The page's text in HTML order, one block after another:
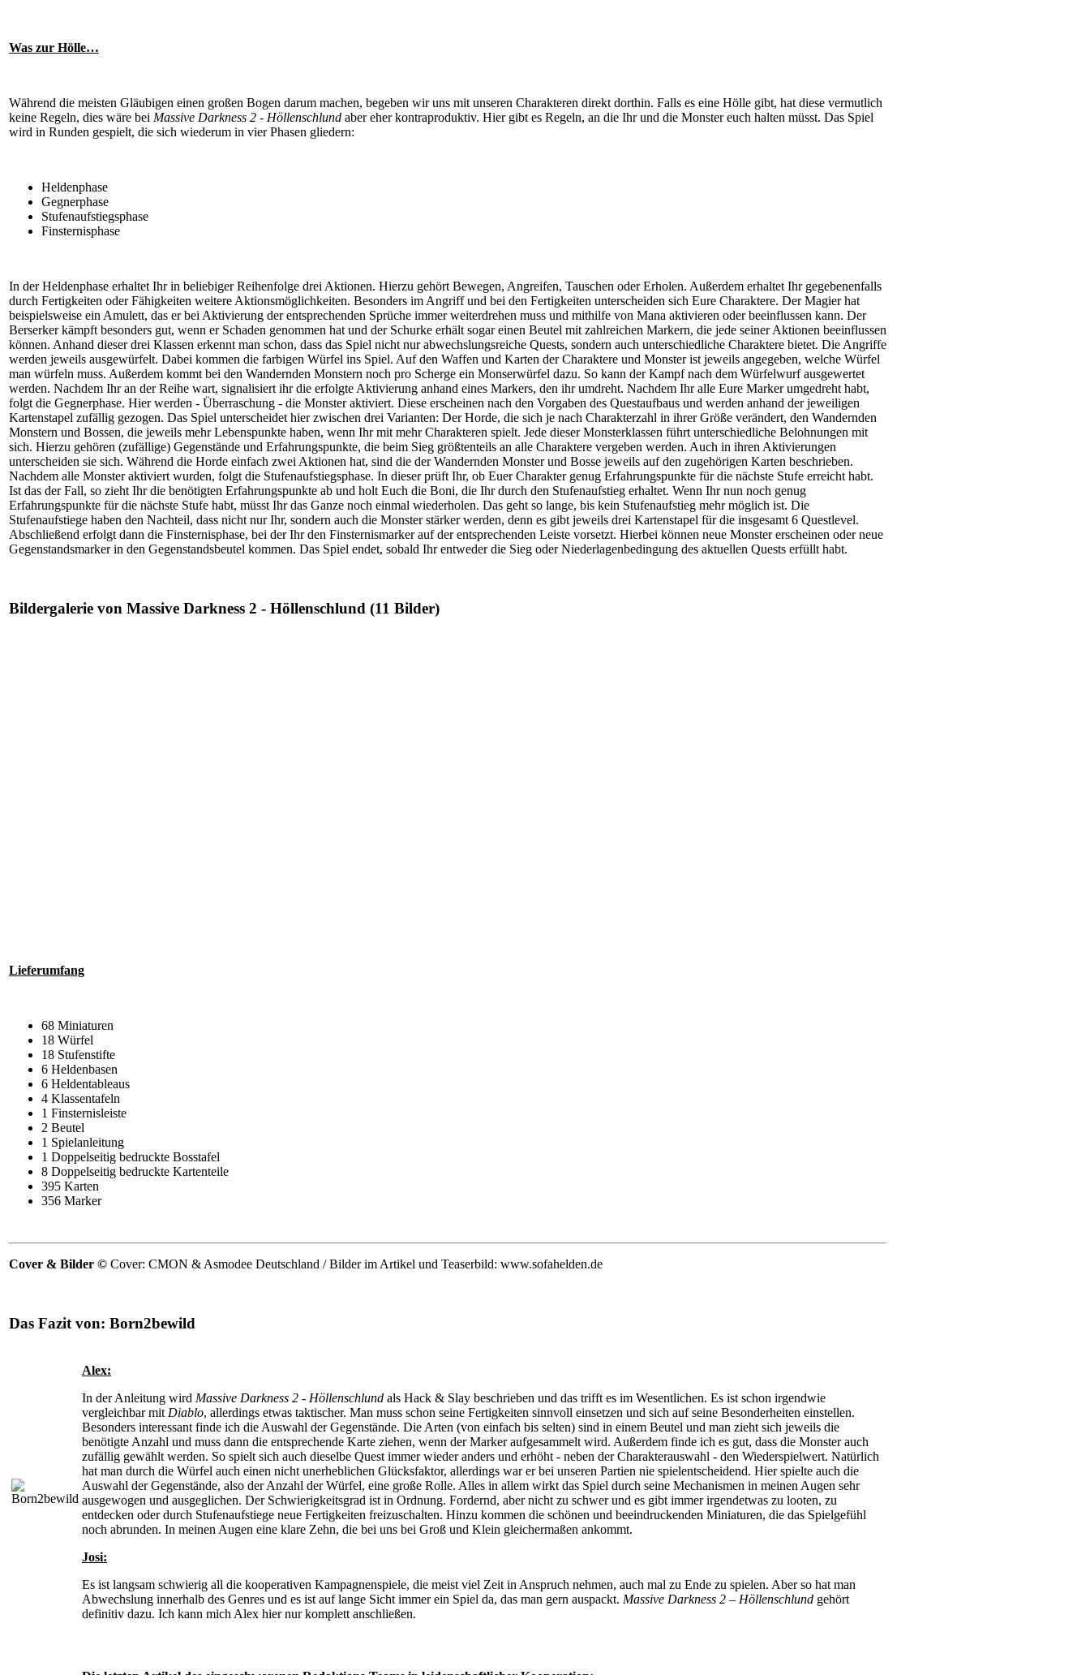
Was zur Hölle…
Während die meisten Gläubigen einen großen Bogen darum machen, begeben wir uns mit unseren Charakteren direkt dorthin. Falls es eine Hölle gibt, hat diese vermutlich
keine Regeln, dies wäre bei Massive Darkness 2 - Höllenschlund aber eher kontraproduktiv. Hier gibt es Regeln, an die Ihr und die Monster euch halten müsst. Das Spiel
wird in Runden gespielt, die sich wiederum in vier Phasen gliedern:
Heldenphase
Gegnerphase
Stufenaufstiegsphase
Finsternisphase
In der Heldenphase erhaltet Ihr in beliebiger Reihenfolge drei Aktionen. Hierzu gehört Bewegen, Angreifen, Tauschen oder Erholen. Außerdem erhaltet Ihr gegebenenfalls
durch Fertigkeiten oder Fähigkeiten weitere Aktionsmöglichkeiten. Besonders im Angriff und bei den Fertigkeiten unterscheiden sich Eure Charaktere. Der Magier hat
beispielsweise ein Amulett, das er bei Aktivierung der entsprechenden Sprüche immer weiterdrehen muss und mithilfe von Mana aktivieren oder beeinflussen kann. Der
Berserker kämpft besonders gut, wenn er Schaden genommen hat und der Schurke erhält sogar einen Beutel mit zahlreichen Markern, die jede seiner Aktionen beeinflussen
können. Anhand dieser drei Klassen erkennt man schon, dass das Spiel nicht nur abwechslungsreiche Quests, sondern auch unterschiedliche Charaktere bietet. Die Angriffe
werden jeweils ausgewürfelt. Dabei kommen die farbigen Würfel ins Spiel. Auf den Waffen und Karten der Charaktere und Monster ist jeweils angegeben, welche Würfel
man würfeln muss. Außerdem kommt bei den Wandernden Monstern noch pro Scherge ein Monserwürfel dazu. So kann der Kampf nach dem Würfelwurf ausgewertet
werden. Nachdem Ihr an der Reihe wart, signalisiert ihr die erfolgte Aktivierung anhand eines Markers, den ihr umdreht. Nachdem Ihr alle Eure Marker umgedreht habt,
folgt die Gegnerphase. Hier werden - Überraschung - die Monster aktiviert. Diese erscheinen nach den Vorgaben des Questaufbaus und werden anhand der jeweiligen
Kartenstapel zufällig gezogen. Das Spiel unterscheidet hier zwischen drei Varianten: Der Horde, die sich je nach Charakterzahl in ihrer Größe verändert, den Wandernden
Monstern und Bossen, die jeweils mehr Lebenspunkte haben, wenn Ihr mit mehr Charakteren spielt. Jede dieser Monsterklassen führt unterschiedliche Belohnungen mit
sich. Hierzu gehören (zufällige) Gegenstände und Erfahrungspunkte, die beim Sieg größtenteils an alle Charaktere vergeben werden. Auch in ihren Aktivierungen
unterscheiden sie sich. Während die Horde einfach zwei Aktionen hat, sind die der Wandernden Monster und Bosse jeweils auf den zugehörigen Karten beschrieben.
Nachdem alle Monster aktiviert wurden, folgt die Stufenaufstiegsphase. In dieser prüft Ihr, ob Euer Charakter genug Erfahrungspunkte für die nächste Stufe erreicht habt.
Ist das der Fall, so zieht Ihr die benötigten Erfahrungspunkte ab und holt Euch die Boni, die Ihr durch den Stufenaufstieg erhaltet. Wenn Ihr nun noch genug
Erfahrungspunkte für die nächste Stufe habt, müsst Ihr das Ganze noch einmal wiederholen. Das geht so lange, bis kein Stufenaufstieg mehr möglich ist. Die
Stufenaufstiege haben den Nachteil, dass nicht nur Ihr, sondern auch die Monster stärker werden, denn es gibt jeweils drei Kartenstapel für die insgesamt 6 Questlevel.
Abschließend erfolgt dann die Finsternisphase, bei der Ihr den Finsternismarker auf der entsprechenden Leiste vorsetzt. Hierbei können neue Monster erscheinen oder neue
Gegenstandsmarker in den Gegenstandsbeutel kommen. Das Spiel endet, sobald Ihr entweder die Sieg oder Niederlagenbedingung des aktuellen Quests erfüllt habt.
Bildergalerie von Massive Darkness 2 - Höllenschlund (11 Bilder)
Lieferumfang
68 Miniaturen
18 Würfel
18 Stufenstifte
6 Heldenbasen
6 Heldentableaus
4 Klassentafeln
1 Finsternisleiste
2 Beutel
1 Spielanleitung
1 Doppelseitig bedruckte Bosstafel
8 Doppelseitig bedruckte Kartenteile
395 Karten
356 Marker
Cover & Bilder © Cover: CMON & Asmodee Deutschland / Bilder im Artikel und Teaserbild: www.sofahelden.de
Das Fazit von: Born2bewild
Alex:
In der Anleitung wird Massive Darkness 2 - Höllenschlund als Hack & Slay beschrieben und das trifft es im Wesentlichen. Es ist schon irgendwie
vergleichbar mit Diablo, allerdings etwas taktischer. Man muss schon seine Fertigkeiten sinnvoll einsetzen und sich auf seine Besonderheiten einstellen.
Besonders interessant finde ich die Auswahl der Gegenstände. Die Arten (von einfach bis selten) sind in einem Beutel und man zieht sich jeweils die
benötigte Anzahl und muss dann die entsprechende Karte ziehen, wenn der Marker aufgesammelt wird. Außerdem finde ich es gut, dass die Monster auch
zufällig gewählt werden. So spielt sich auch dieselbe Quest immer wieder anders und erhöht - neben der Charakterauswahl - den Wiederspielwert. Natürlich
hat man durch die Würfel auch einen nicht unerheblichen Glücksfaktor, allerdings war er bei unseren Partien nie spielentscheidend. Hier spielte auch die
Auswahl der Gegenstände, also der Anzahl der Würfel, eine große Rolle. Alles in allem wirkt das Spiel durch seine Mechanismen in meinen Augen sehr
ausgewogen und ausgeglichen. Der Schwierigkeitsgrad ist in Ordnung. Fordernd, aber nicht zu schwer und es gibt immer irgendetwas zu looten, zu
entdecken oder durch Stufenaufstiege neue Fertigkeiten freizuschalten. Hinzu kommen die schönen und beeindruckenden Miniaturen, die das Spielgefühl
noch abrunden. In meinen Augen eine klare Zehn, die bei uns bei Groß und Klein gleichermaßen ankommt.
Josi:
Es ist langsam schwierig all die kooperativen Kampagnenspiele, die meist viel Zeit in Anspruch nehmen, auch mal zu Ende zu spielen. Aber so hat man
Abwechslung innerhalb des Genres und es ist auf lange Sicht immer ein Spiel da, das man gern auspackt. Massive Darkness 2 – Höllenschlund gehört
definitiv dazu. Ich kann mich Alex hier nur komplett anschließen.